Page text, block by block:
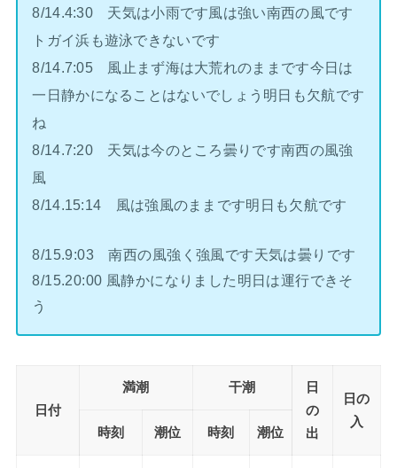
8/14.4:30 天気は小雨です風は強い南西の風です
トガイ浜も遊泳できないです
8/14.7:05 風止まず海は大荒れのままです今日は
一日静かになることはないでしょう明日も欠航です
ね
8/14.7:20 天気は今のところ曇りです南西の風強
風
8/14.15:14 風は強風のままです明日も欠航です
8/15.9:03 南西の風強く強風です天気は曇りです
8/15.20:00 風静かになりました明日は運行できそ
う
日付
満潮 干潮
日
の
出
日の
入
時刻 潮位 時刻 潮位